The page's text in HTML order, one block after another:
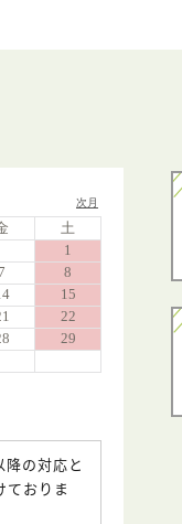
の対応と
ておりま